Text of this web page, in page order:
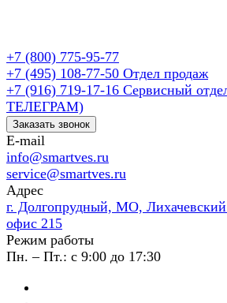
+7 (800) 775-95-77
+7 (495) 108-77-50 Отдел продаж
+7 (916) 719-17-16 Сервисный
ТЕЛЕГРАМ)
Заказать звонок
E-mail
info@smartves.ru
service@smartves.ru
Адрес
г. Долгопрудный, МО,
офис 215
Режим работы
Пн. – Пт.: с 9:00 до 17:30